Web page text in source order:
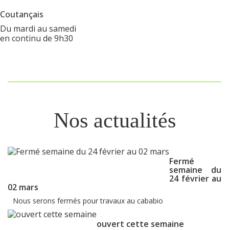
Coutançais
Du mardi au samedi
en continu de 9h30
Nos actualités
Fermé
semaine du
24 février au
02 mars
Nous serons fermés pour travaux au cababio
ouvert cette semaine